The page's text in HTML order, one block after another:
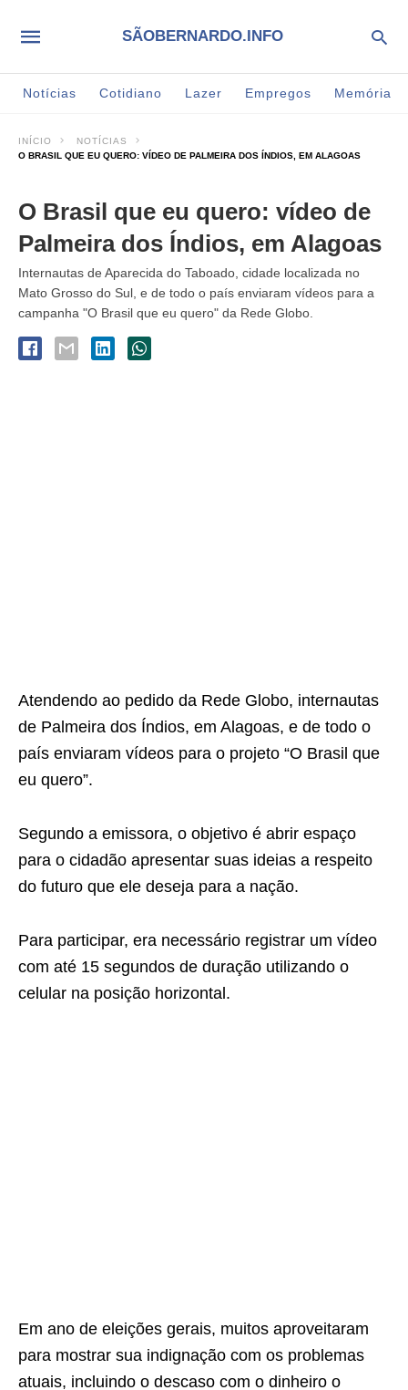
SÃOBERNARDO.INFO
Notícias Cotidiano Lazer Empregos Memória
INÍCIO
NOTÍCIAS
O BRASIL QUE EU QUERO: VÍDEO DE PALMEIRA DOS ÍNDIOS, EM ALAGOAS
O Brasil que eu quero: vídeo de
Palmeira dos Índios, em Alagoas
Internautas de Aparecida do Taboado, cidade localizada no
Mato Grosso do Sul, e de todo o país enviaram vídeos para a
campanha "O Brasil que eu quero" da Rede Globo.
Atendendo ao pedido da Rede Globo, internautas
de Palmeira dos Índios, em Alagoas, e de todo o
país enviaram vídeos para o projeto “O Brasil que
eu quero”.
Segundo a emissora, o objetivo é abrir espaço
para o cidadão apresentar suas ideias a respeito
do futuro que ele deseja para a nação.
Para participar, era necessário registrar um vídeo
com até 15 segundos de duração utilizando o
celular na posição horizontal.
Em ano de eleições gerais, muitos aproveitaram
para mostrar sua indignação com os problemas
atuais, incluindo o descaso com o dinheiro o